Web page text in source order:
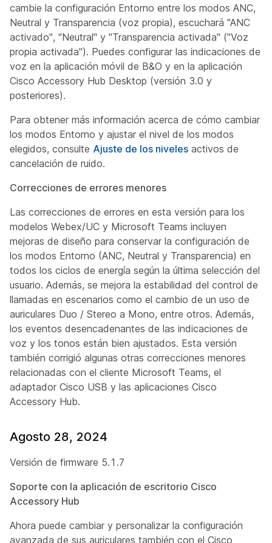
cambie la configuración Entorno entre los modos ANC,
Neutral y Transparencia (voz propia), escuchará "ANC
activado", "Neutral" y "Transparencia activada" ("Voz
propia activada"). Puedes configurar las indicaciones de
voz en la aplicación móvil de B&O y en la aplicación
Cisco Accessory Hub Desktop (versión 3.0 y
posteriores).
Para obtener más información acerca de cómo cambiar
los modos Entorno y ajustar el nivel de los modos
elegidos, consulte Ajuste de los niveles activos de
cancelación de ruido.
Correcciones de errores menores
Las correcciones de errores en esta versión para los
modelos Webex/UC y Microsoft Teams incluyen
mejoras de diseño para conservar la configuración de
los modos Entorno (ANC, Neutral y Transparencia) en
todos los ciclos de energía según la última selección del
usuario. Además, se mejora la estabilidad del control de
llamadas en escenarios como el cambio de un uso de
auriculares Duo / Stereo a Mono, entre otros. Además,
los eventos desencadenantes de las indicaciones de
voz y los tonos están bien ajustados. Esta versión
también corrigió algunas otras correcciones menores
relacionadas con el cliente Microsoft Teams, el
adaptador Cisco USB y las aplicaciones Cisco
Accessory Hub.
Agosto 28, 2024
Versión de firmware 5.1.7
Soporte con la aplicación de escritorio Cisco
Accessory Hub
Ahora puede cambiar y personalizar la configuración
avanzada de sus auriculares también con el Cisco